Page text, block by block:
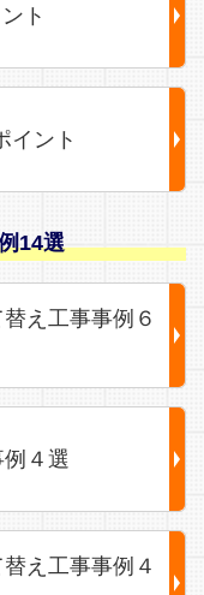
ト
イント
14選
え工事事例６
４選
え工事事例４